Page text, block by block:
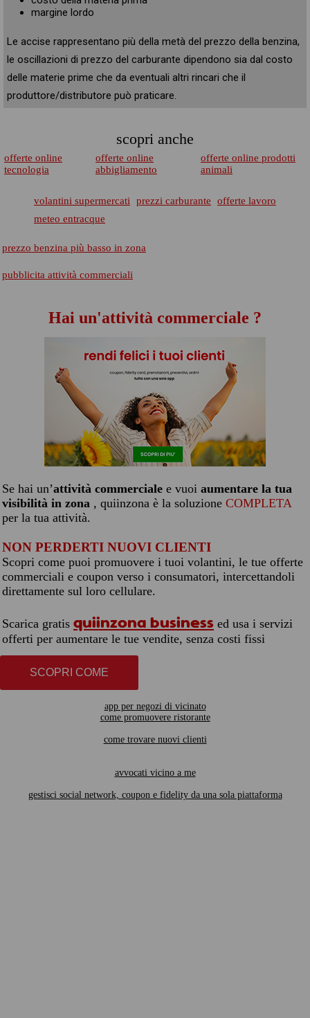
margine lordo
Le accise rappresentano più della metà del prezzo della benzina,
le oscillazioni di prezzo del carburante dipendono sia dal costo
delle materie prime che da eventuali altri rincari che il
produttore/distributore può praticare.
scopri anche
offerte online
tecnologia
offerte online
abbigliamento
offerte online prodotti
animali
volantini supermercati prezzi carburante
offerte lavoro
meteo entracque
prezzo benzina più basso in zona
pubblicita attività commerciali
Hai un'attività commerciale ?
Se hai un’attività commerciale e vuoi aumentare la tua
visibilità in zona , quiinzona è la soluzione COMPLETA
per la tua attività.
NON PERDERTI NUOVI CLIENTI
Scopri come puoi promuovere i tuoi volantini, le tue offerte
commerciali e coupon verso i consumatori, intercettandoli
direttamente sul loro cellulare.
Scarica gratis quiinzona business ed usa i servizi
offerti per aumentare le tue vendite, senza costi fissi
SCOPRI COME
app per negozi di vicinato
come promuovere ristorante
come trovare nuovi clienti
avvocati vicino a me
gestisci social network, coupon e fidelity da una sola piattaforma